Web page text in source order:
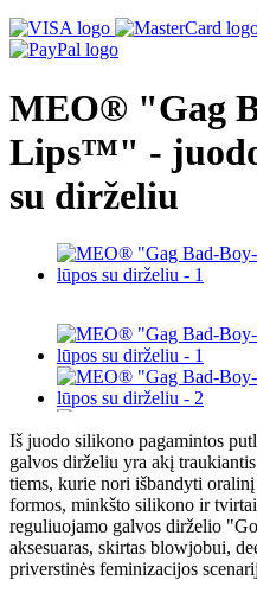
MEO® "Gag
Lips™" -
su dirželiu
Iš juodo silikono pagamintos
galvos dirželiu yra akį
tiems, kurie nori išbandyti
formos, minkšto silikono ir
reguliuojamo galvos dirželio
aksesuaras, skirtas blowjobui,
priverstinės feminizacijos